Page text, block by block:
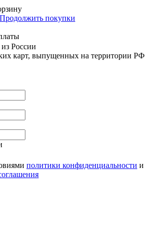
Продолжить покупки
из России
карт, выпущенных на территории РФ
политики конфиденциальности и